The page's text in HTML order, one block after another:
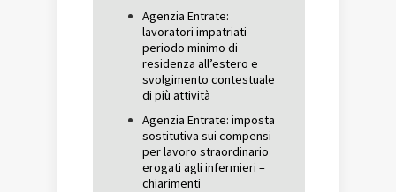
Agenzia Entrate:
lavoratori impatriati –
periodo minimo di
residenza all’estero e
svolgimento contestuale
di più attività
Agenzia Entrate: imposta
sostitutiva sui compensi
per lavoro straordinario
erogati agli infermieri –
chiarimenti